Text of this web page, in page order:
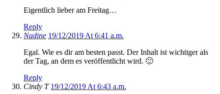
Eigentlich lieber am Freitag…
Reply
Nadine 19/12/2019 At 6:41 a.m.
Egal. Wie es dir am besten passt. Der Inhalt ist wichtiger als
der Tag, an dem es veröffentlicht wird. 🙂
Reply
Cindy T 19/12/2019 At 6:43 a.m.